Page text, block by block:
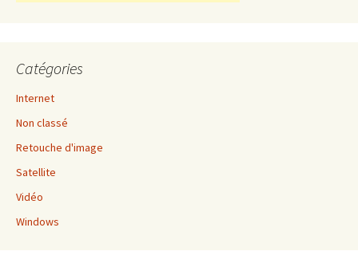
Catégories
Internet
Non classé
Retouche d'image
Satellite
Vidéo
Windows